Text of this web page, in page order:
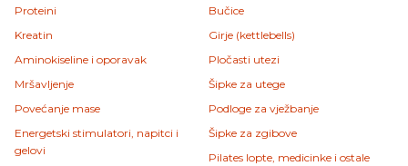
Proteini
Kreatin
Aminokiseline i oporavak
Mršavljenje
Povećanje mase
Energetski stimulatori, napitci i
gelovi
Bučice
Girje (kettlebells)
Pločasti utezi
Šipke za utege
Podloge za vježbanje
Šipke za zgibove
Pilates lopte, medicinke i ostale